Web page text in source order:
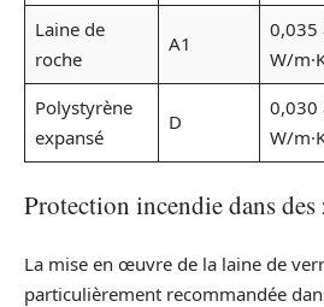
Laine de
roche
A1
0,035
W/
Polystyrène
expansé
D
0,030
W/
Protection incendie dans des
La mise en œuvre de la laine de
particulièrement recommandée